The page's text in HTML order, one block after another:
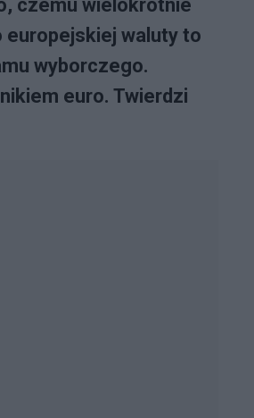
czemu wielokrotnie
europejskiej waluty to
wyborczego.
euro. Twierdzi